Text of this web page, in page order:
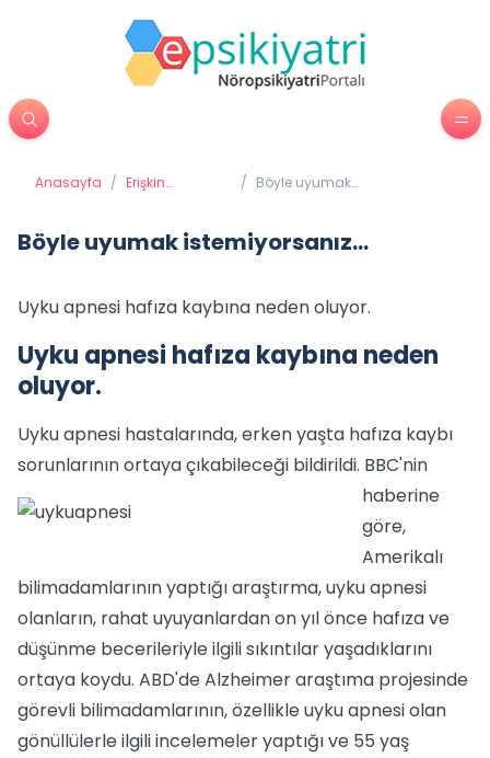
Anasayfa / Erişkin
/ Böyle uyumak
Böyle uyumak istemiyorsanız...
Uyku apnesi hafıza kaybına neden oluyor.
Uyku apnesi hafıza kaybına neden
oluyor.
Uyku apnesi hastalarında, erken yaşta hafıza kaybı
sorunlarının ortaya çıkabileceği bildirildi. BBC'nin
haberine
göre,
Amerikalı
bilimadamlarının yaptığı araştırma, uyku apnesi
olanların, rahat uyuyanlardan on yıl önce hafıza ve
düşünme becerileriyle ilgili sıkıntılar yaşadıklarını
ortaya koydu. ABD'de Alzheimer araştıma projesinde
görevli bilimadamlarının, özellikle uyku apnesi olan
gönüllülerle ilgili incelemeler yaptığı ve 55 yaş